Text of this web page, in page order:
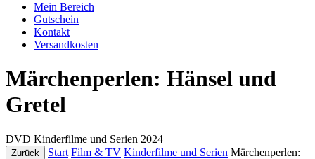
Mein Bereich
Gutschein
Kontakt
Versandkosten
Märchenperlen: Hänsel und
Gretel
DVD Kinderfilme und Serien 2024
Zurück Start Film & TV Kinderfilme und Serien Märchenperlen: